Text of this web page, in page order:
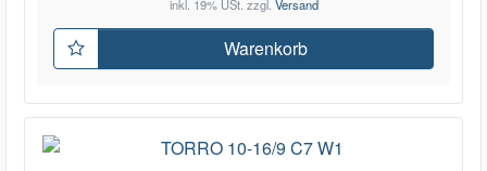
inkl. 19% USt. zzgl. Versand
Warenkorb